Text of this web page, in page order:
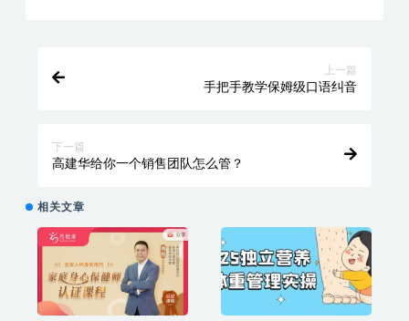
链接
下一篇
高建华给你一个销售团队怎么管？
相关文章